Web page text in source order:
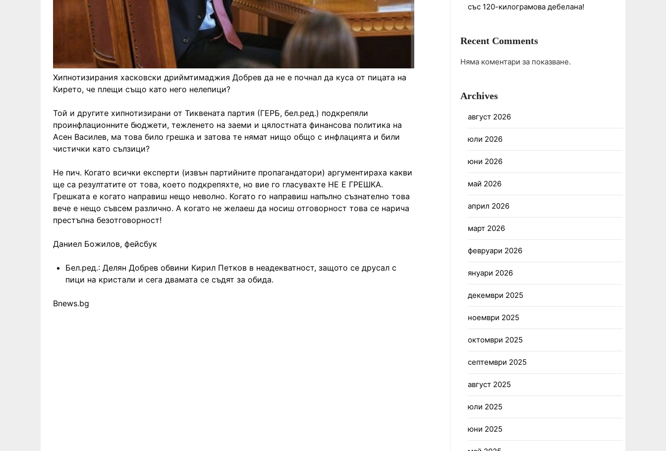
Хипнотизирания хасковски дриймтимаджия Добрев да не е почнал да куса от пицата на
Кирето, че плещи също като него нелепици?
Той и другите хипнотизирани от Тиквената партия (ГЕРБ, бел.ред.) подкрепяли
проинфлационните бюджети, тежленето на заеми и цялостната финансова политика на
Асен Василев, ма това било грешка и затова те нямат нищо общо с инфлацията и били
чистички като сълзици?
Не пич. Когато всички експерти (извън партийните пропагандатори) аргументираха какви
ще са резултатите от това, което подкрепяхте, но вие го гласувахте НЕ Е ГРЕШКА.
Грешката е когато направиш нещо неволно. Когато го направиш напълно съзнателно това
вече е нещо съвсем различно. А когато не желаеш да носиш отговорност това се нарича
престъпна безотговорност!
Даниел Божилов, фейсбук
Бел.ред.: Делян Добрев обвини Кирил Петков в неадекватност, защото се друсал с
пици на кристали и сега двамата се съдят за обида.
Bnews.bg
със 120-килограмова дебелана!
Recent Comments
Няма коментари за показване.
Archives
август 2026
юли 2026
юни 2026
май 2026
април 2026
март 2026
февруари 2026
януари 2026
декември 2025
ноември 2025
октомври 2025
септември 2025
август 2025
юли 2025
юни 2025